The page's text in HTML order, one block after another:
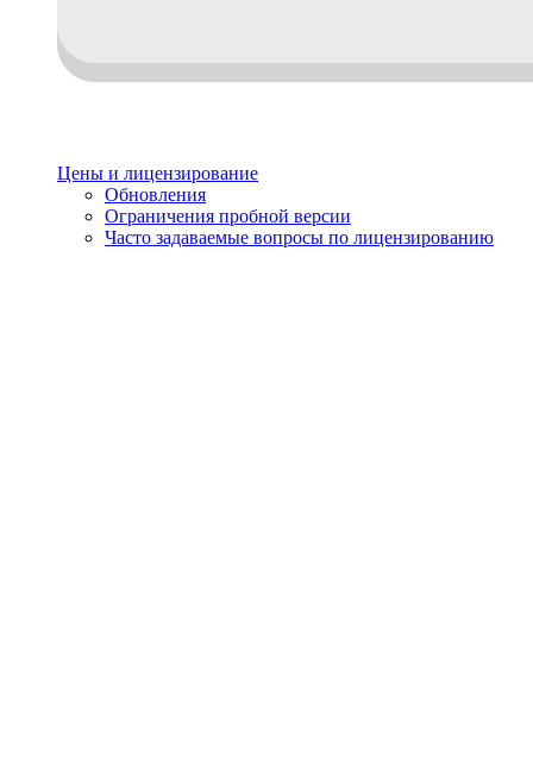
Цены и лицензирование
Обновления
Ограничения пробной версии
Часто задаваемые вопросы по лицензированию